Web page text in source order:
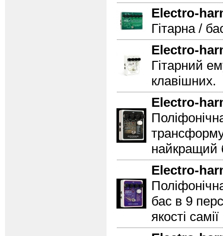
Electro-
Гітарна /
Electro-
Гітарний
клавішних.
Electro-
найкращий
Electro-
бас в 9
якості